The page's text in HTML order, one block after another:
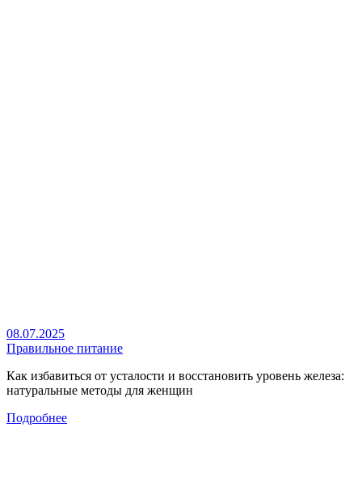
08.07.2025
Правильное питание
Как избавиться от усталости и восстановить уровень железа:
натуральные методы для женщин
Подробнее